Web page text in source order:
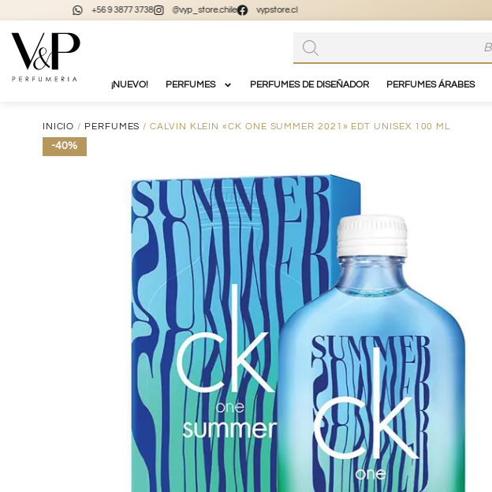
+56 9 3877 3738 @vyp_store.chile vypstore.cl
¡NUEVO! PERFUMES PERFUMES DE DISEÑADOR PERFUMES ÁRABES
INICIO / PERFUMES / CALVIN KLEIN «CK ONE SUMMER 2021» EDT UNISEX 100 ML
-40%